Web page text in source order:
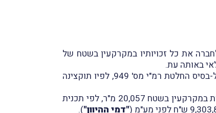
לחברה את כל זכויותיו במקרקעין בשטח של
) בהסכם הקצאת מניות, וזאת על-בסיס החלטת רמ"י מס' 949, לפיו תוקצינה
), בכפוף לתנאים, עסקה שבמסגרתה תחכור החברה מרמ"י זכויות במקרקעין בשטח 20,057 מ"ר, לפי תכנית
"דמי ההיוון").